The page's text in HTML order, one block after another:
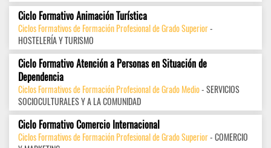
Ciclo Formativo Animación Turística
Ciclos Formativos de Formación Profesional de Grado Superior-
HOSTELERÍA Y TURISMO
Ciclo Formativo Atención a Personas en Situación de
Dependencia
Ciclos Formativos de Formación Profesional de Grado Medio- SERVICIOS
SOCIOCULTURALES Y A LA COMUNIDAD
Ciclo Formativo Comercio Internacional
Ciclos Formativos de Formación Profesional de Grado Superior- COMERCIO